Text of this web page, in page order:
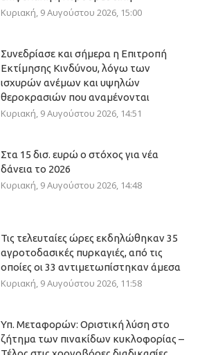
Κυριακή, 9 Αυγούστου 2026, 15:00
Συνεδρίασε και σήμερα η Επιτροπή
Εκτίμησης Κινδύνου, λόγω των
ισχυρών ανέμων και υψηλών
θεροκρασιών που αναμένονται
Κυριακή, 9 Αυγούστου 2026, 14:51
Στα 15 δισ. ευρώ ο στόχος για νέα
δάνεια το 2026
Κυριακή, 9 Αυγούστου 2026, 14:48
Τις τελευταίες ώρες εκδηλώθηκαν 35
αγροτοδασικές πυρκαγιές, από τις
οποίες οι 33 αντιμετωπίστηκαν άμεσα
Κυριακή, 9 Αυγούστου 2026, 11:58
Υπ. Μεταφορών: Οριστική λύση στο
ζήτημα των πινακίδων κυκλοφορίας –